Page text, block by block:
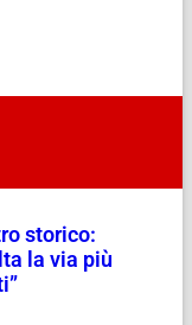
storico:
la via più